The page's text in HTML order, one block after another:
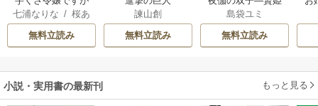
悪役令息を助けた
ら気に入られまし
た
七浦なりな /桜あ
げは
/ くろでこ
無料立読み
諫山創
無料立読み
は二人の王子に愛
される―
島袋ユミ
無料立読み
小説・実用書の最新刊 もっと見る